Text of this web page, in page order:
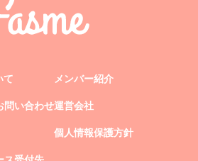
て
問い合わせ
メンバー紹介
運営会社
個人情報保護方針